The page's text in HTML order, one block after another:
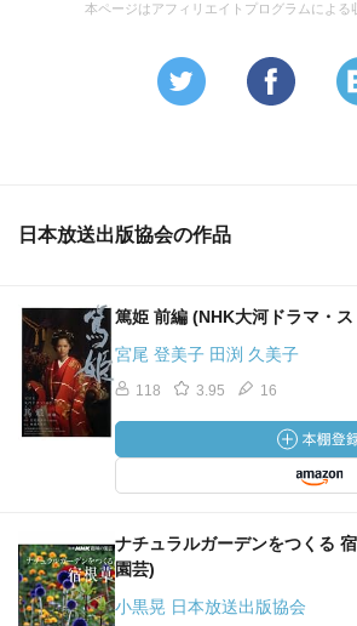
本ページはアフィリエイトプログラムによる
日本放送出版協会の作品
篤姫 前編 (NHK大河ドラマ・ス
宮尾 登美子 田渕 久美子
118 3.95 16
ナチュラルガーデンをつくる
園芸)
小黒晃 日本放送出版協会